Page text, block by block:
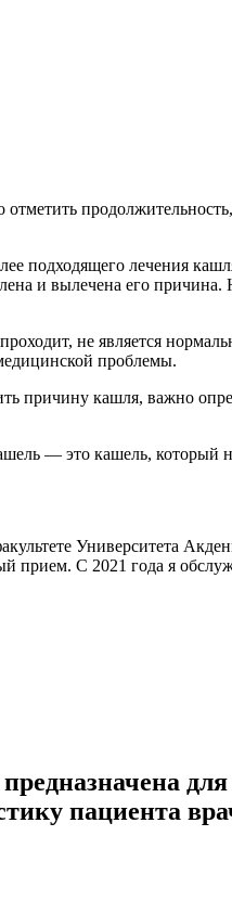
лечения
и вылечена его причина.
не является
проблемы.
причину кашля, важно
— это кашель, который
Университета
прием. С 2021 года я
пациента